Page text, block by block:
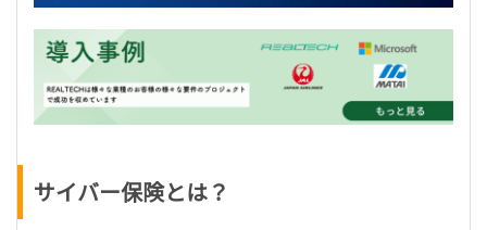
サイバー保険とは？